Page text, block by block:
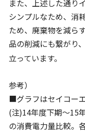
また、上述した通り
シンプルなため、消
ため、廃棄物を減ら
品の削減にも繋がり
立っています。
参考）
■グラフはセイコー
(注)14年度下期～15
の消費電力量比較。